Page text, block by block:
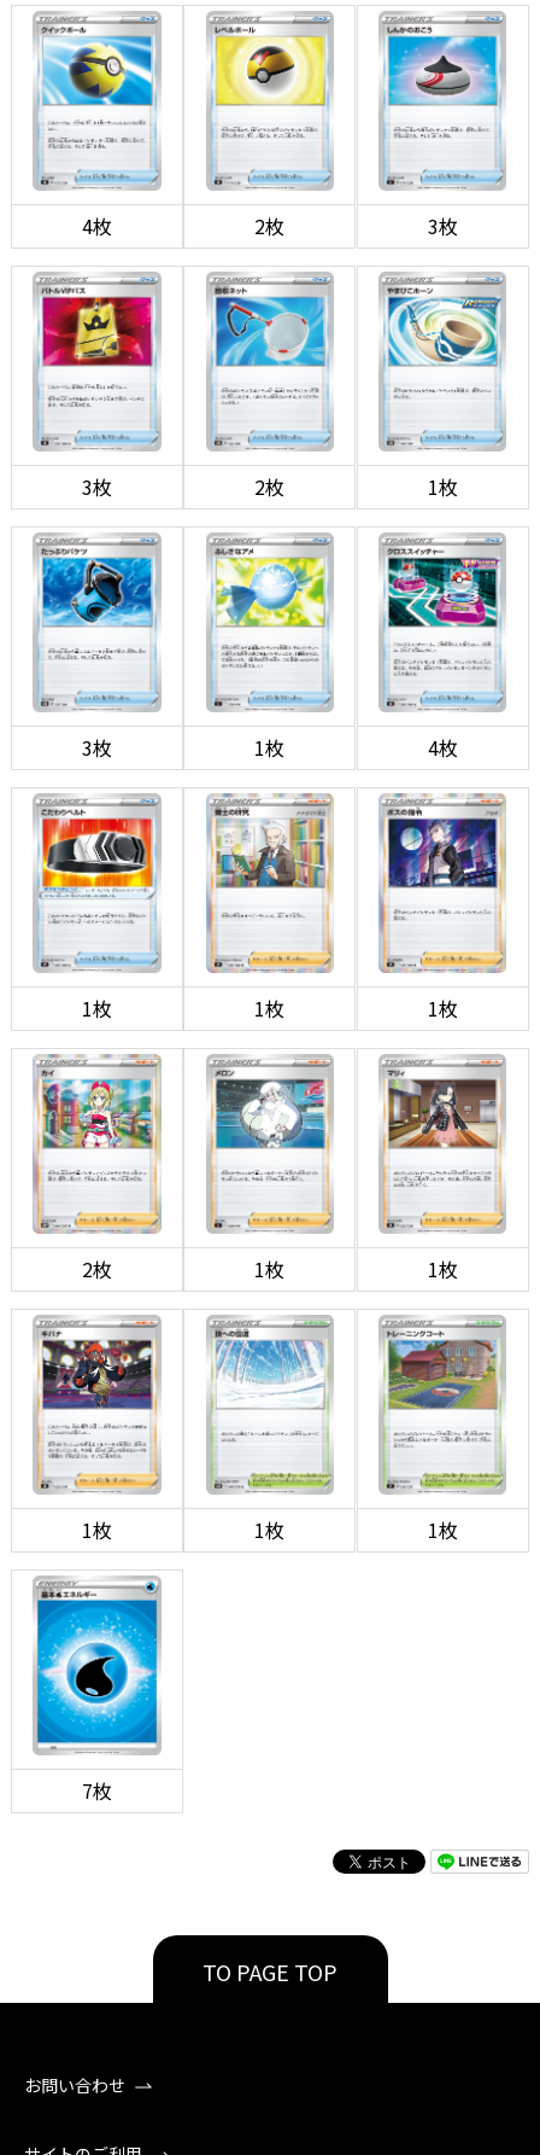
4枚 2枚 3枚
3枚 2枚 1枚
3枚 1枚 4枚
1枚 1枚 1枚
2枚 1枚 1枚
1枚 1枚 1枚
7枚
TO PAGE TOP
お問い合わせ